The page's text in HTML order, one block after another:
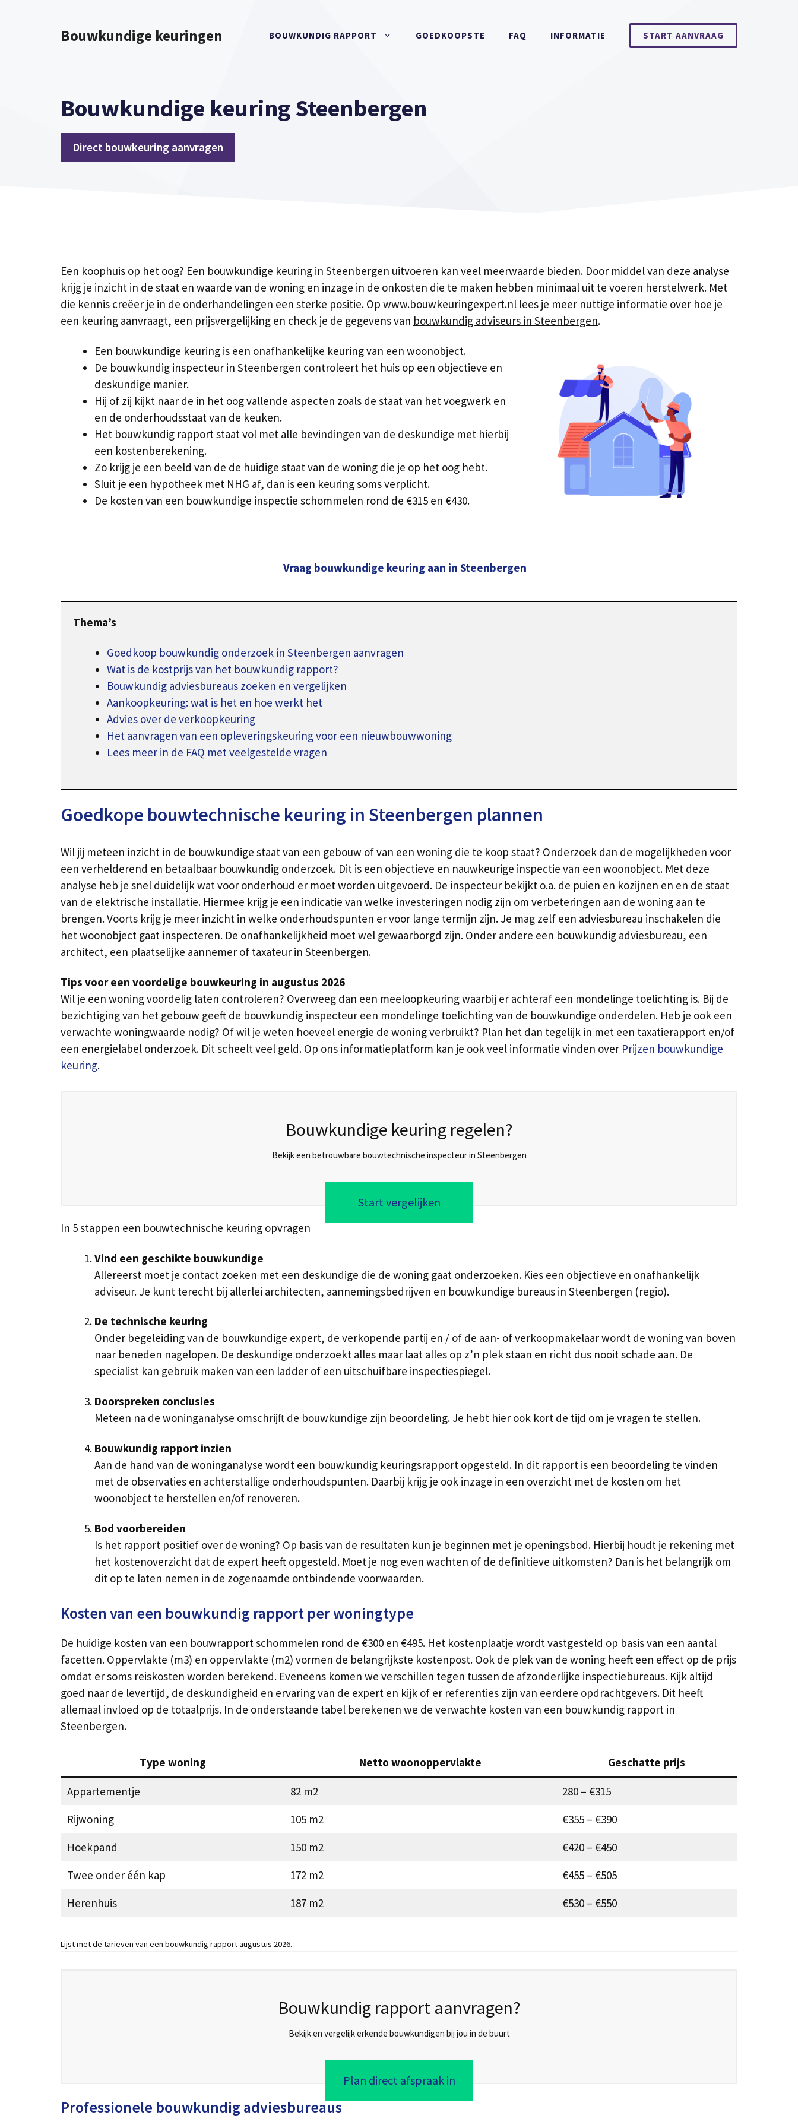
Bouwkundige keuringen BOUWKUNDIG RAPPORT GOEDKOOPSTE FAQ INFORMATIE START AANVRAAG
Bouwkundige keuring Steenbergen
Direct bouwkeuring aanvragen
Een koophuis op het oog? Een bouwkundige keuring in Steenbergen uitvoeren kan veel meerwaarde bieden. Door middel van deze analyse
krijg je inzicht in de staat en waarde van de woning en inzage in de onkosten die te maken hebben minimaal uit te voeren herstelwerk. Met
die kennis creëer je in de onderhandelingen een sterke positie. Op www.bouwkeuringexpert.nl lees je meer nuttige informatie over hoe je
een keuring aanvraagt, een prijsvergelijking en check je de gegevens van bouwkundig adviseurs in Steenbergen.
Een bouwkundige keuring is een onafhankelijke keuring van een woonobject.
De bouwkundig inspecteur in Steenbergen controleert het huis op een objectieve en
deskundige manier.
Hij of zij kijkt naar de in het oog vallende aspecten zoals de staat van het voegwerk en
en de onderhoudsstaat van de keuken.
Het bouwkundig rapport staat vol met alle bevindingen van de deskundige met hierbij
een kostenberekening.
Zo krijg je een beeld van de de huidige staat van de woning die je op het oog hebt.
Sluit je een hypotheek met NHG af, dan is een keuring soms verplicht.
De kosten van een bouwkundige inspectie schommelen rond de €315 en €430.
Vraag bouwkundige keuring aan in Steenbergen
Thema’s
Goedkoop bouwkundig onderzoek in Steenbergen aanvragen
Wat is de kostprijs van het bouwkundig rapport?
Bouwkundig adviesbureaus zoeken en vergelijken
Aankoopkeuring: wat is het en hoe werkt het
Advies over de verkoopkeuring
Het aanvragen van een opleveringskeuring voor een nieuwbouwwoning
Lees meer in de FAQ met veelgestelde vragen
Goedkope bouwtechnische keuring in Steenbergen plannen
Wil jij meteen inzicht in de bouwkundige staat van een gebouw of van een woning die te koop staat? Onderzoek dan de mogelijkheden voor
een verhelderend en betaalbaar bouwkundig onderzoek. Dit is een objectieve en nauwkeurige inspectie van een woonobject. Met deze
analyse heb je snel duidelijk wat voor onderhoud er moet worden uitgevoerd. De inspecteur bekijkt o.a. de puien en kozijnen en en de staat
van de elektrische installatie. Hiermee krijg je een indicatie van welke investeringen nodig zijn om verbeteringen aan de woning aan te
brengen. Voorts krijg je meer inzicht in welke onderhoudspunten er voor lange termijn zijn. Je mag zelf een adviesbureau inschakelen die
het woonobject gaat inspecteren. De onafhankelijkheid moet wel gewaarborgd zijn. Onder andere een bouwkundig adviesbureau, een
architect, een plaatselijke aannemer of taxateur in Steenbergen.
Tips voor een voordelige bouwkeuring in augustus 2026
Wil je een woning voordelig laten controleren? Overweeg dan een meeloopkeuring waarbij er achteraf een mondelinge toelichting is. Bij de
bezichtiging van het gebouw geeft de bouwkundig inspecteur een mondelinge toelichting van de bouwkundige onderdelen. Heb je ook een
verwachte woningwaarde nodig? Of wil je weten hoeveel energie de woning verbruikt? Plan het dan tegelijk in met een taxatierapport en/of
een energielabel onderzoek. Dit scheelt veel geld. Op ons informatieplatform kan je ook veel informatie vinden over Prijzen bouwkundige
keuring.
Bouwkundige keuring regelen?
Bekijk een betrouwbare bouwtechnische inspecteur in Steenbergen
Start vergelijken
In 5 stappen een bouwtechnische keuring opvragen
Vind een geschikte bouwkundige
Allereerst moet je contact zoeken met een deskundige die de woning gaat onderzoeken. Kies een objectieve en onafhankelijk
adviseur. Je kunt terecht bij allerlei architecten, aannemingsbedrijven en bouwkundige bureaus in Steenbergen (regio).
De technische keuring
Onder begeleiding van de bouwkundige expert, de verkopende partij en / of de aan- of verkoopmakelaar wordt de woning van boven
naar beneden nagelopen. De deskundige onderzoekt alles maar laat alles op z’n plek staan en richt dus nooit schade aan. De
specialist kan gebruik maken van een ladder of een uitschuifbare inspectiespiegel.
Doorspreken conclusies
Meteen na de woninganalyse omschrijft de bouwkundige zijn beoordeling. Je hebt hier ook kort de tijd om je vragen te stellen.
Bouwkundig rapport inzien
Aan de hand van de woninganalyse wordt een bouwkundig keuringsrapport opgesteld. In dit rapport is een beoordeling te vinden
met de observaties en achterstallige onderhoudspunten. Daarbij krijg je ook inzage in een overzicht met de kosten om het
woonobject te herstellen en/of renoveren.
Bod voorbereiden
Is het rapport positief over de woning? Op basis van de resultaten kun je beginnen met je openingsbod. Hierbij houdt je rekening met
het kostenoverzicht dat de expert heeft opgesteld. Moet je nog even wachten of de definitieve uitkomsten? Dan is het belangrijk om
dit op te laten nemen in de zogenaamde ontbindende voorwaarden.
Kosten van een bouwkundig rapport per woningtype
De huidige kosten van een bouwrapport schommelen rond de €300 en €495. Het kostenplaatje wordt vastgesteld op basis van een aantal
facetten. Oppervlakte (m3) en oppervlakte (m2) vormen de belangrijkste kostenpost. Ook de plek van de woning heeft een effect op de prijs
omdat er soms reiskosten worden berekend. Eveneens komen we verschillen tegen tussen de afzonderlijke inspectiebureaus. Kijk altijd
goed naar de levertijd, de deskundigheid en ervaring van de expert en kijk of er referenties zijn van eerdere opdrachtgevers. Dit heeft
allemaal invloed op de totaalprijs. In de onderstaande tabel berekenen we de verwachte kosten van een bouwkundig rapport in
Steenbergen.
Type woning Netto woonoppervlakte Geschatte prijs
Appartementje 82 m2
280 – €315
Rijwoning
105 m2
€355 – €390
Hoekpand
150 m2
€420 – €450
Twee onder één kap
172 m2
€455 – €505
Herenhuis
187 m2 €530 – €550
Lijst met de tarieven van een bouwkundig rapport augustus 2026.
Bouwkundig rapport aanvragen?
Bekijk en vergelijk erkende bouwkundigen bij jou in de buurt
Plan direct afspraak in
Professionele bouwkundig adviesbureaus